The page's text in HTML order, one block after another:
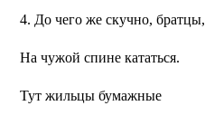
4. До чего же скучно, братцы,
На чужой спине кататься.
Тут жильцы бумажные